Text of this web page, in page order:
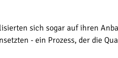
sich sogar auf ihren
- ein Prozess, der die